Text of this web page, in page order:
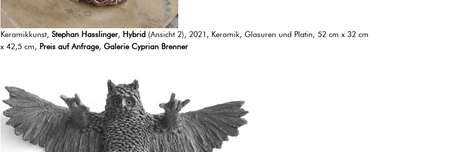
Keramikkunst, Stephan Hasslinger, Hybrid (Ansicht 2), 2021, Keramik, Glasuren und Platin, 52 cm x 32 cm
x 42,5 cm, Preis auf Anfrage, Galerie Cyprian Brenner